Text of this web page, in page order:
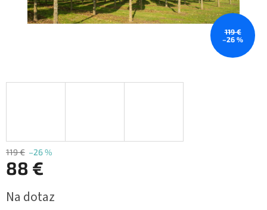
119 €
–26 %
119 € –26 %
88 €
cena:
Na dotaz